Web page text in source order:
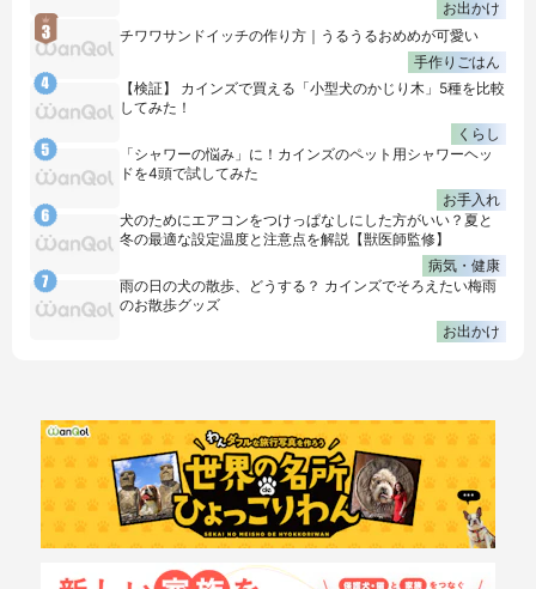
お出かけ
チワワサンドイッチの作り方｜うるうるおめめが可愛い
手作りごはん
【検証】 カインズで買える「小型犬のかじり木」5種を比較
してみた！
くらし
「シャワーの悩み」に！カインズのペット用シャワーヘッ
ドを4頭で試してみた
お手入れ
犬のためにエアコンをつけっぱなしにした方がいい？夏と
冬の最適な設定温度と注意点を解説【獣医師監修】
病気・健康
雨の日の犬の散歩、どうする？ カインズでそろえたい梅雨
のお散歩グッズ
お出かけ